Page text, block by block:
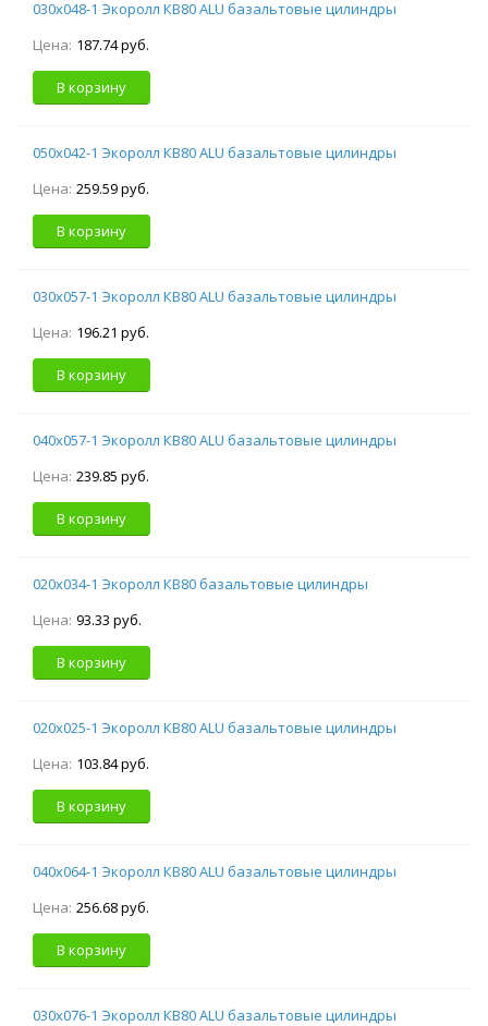
030х048-1 Экоролл КВ80 ALU базальтовые цилиндры
Цена: 187.74 руб.
В корзину
050х042-1 Экоролл КВ80 ALU базальтовые цилиндры
Цена: 259.59 руб.
В корзину
030х057-1 Экоролл КВ80 ALU базальтовые цилиндры
Цена: 196.21 руб.
В корзину
040х057-1 Экоролл КВ80 ALU базальтовые цилиндры
Цена: 239.85 руб.
В корзину
020х034-1 Экоролл КВ80 базальтовые цилиндры
Цена: 93.33 руб.
В корзину
020х025-1 Экоролл КВ80 ALU базальтовые цилиндры
Цена: 103.84 руб.
В корзину
040х064-1 Экоролл КВ80 ALU базальтовые цилиндры
Цена: 256.68 руб.
В корзину
030х076-1 Экоролл КВ80 ALU базальтовые цилиндры